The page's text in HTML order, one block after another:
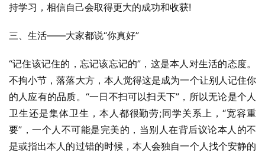
持学习，相信自己会取得更大的成功和收获!
三、生活——大家都说“你真好”
“记住该记住的，忘记该忘记的”，这是本人对生活的态度。
不拘小节，落落大方，本人觉得这是成为一个让别人记住你
的人应有的品质。“一日不扫可以扫天下”，所以无论是个人
卫生还是集体卫生，本人都很勤劳;同学关系上，“宽容重
要”，一个人不可能是完美的，当别人在背后议论本人的不
是或指出本人的过错的时候，本人会独自一个人找个安静的